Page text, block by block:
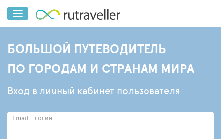
БОЛЬШОЙ ПУТЕВОДИТЕЛЬ
ПО ГОРОДАМ И СТРАНАМ МИРА
Вход в личный кабинет пользователя
Email - логин